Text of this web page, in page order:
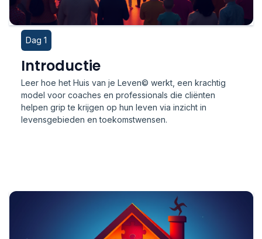
Dag 1
Introductie
Leer hoe het Huis van je Leven© werkt, een krachtig
model voor coaches en professionals die cliënten
helpen grip te krijgen op hun leven via inzicht in
levensgebieden en toekomstwensen.